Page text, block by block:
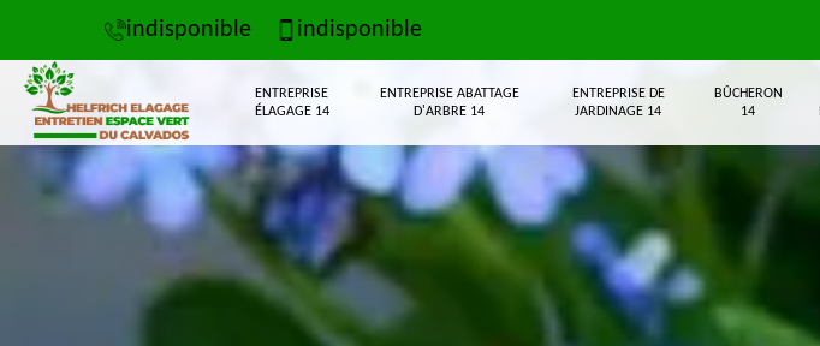
indisponible indisponible
ENTREPRISE
ÉLAGAGE 14
ENTREPRISE ABATTAGE
D'ARBRE 14
ENTREPRISE DE
JARDINAGE 14
BÛCHERON
14